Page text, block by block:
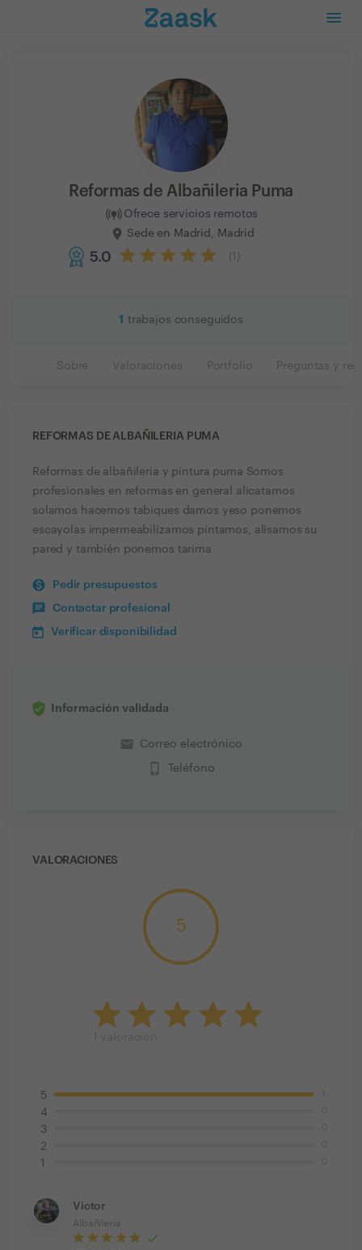
Reformas de Albañileria Puma
Ofrece servicios remotos
Sede en Madrid, Madrid
5.0 1
1 trabajos conseguidos
Sobre Valoraciones Portfolio Preguntas y
REFORMAS DE ALBAÑILERIA PUMA
Reformas de albañileria y pintura puma Somos
profesionales en reformas en general alicatamos
solamos hacemos tabiques damos yeso ponemos
escayolas impermeabilizamos pintamos, alisamos su
pared y también ponemos tarima
Pedir presupuestos
Contactar profesional
Verificar disponibilidad
Información validada
email Correo electrónico
phone_iphone Teléfono
VALORACIONES
5
5
4
3
2
1
Victor
Albañilería